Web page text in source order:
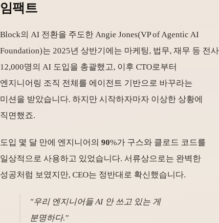
임팩트
Block의 AI 전환을 주도한 Angie Jones(VP of Agentic AI
Foundation)는 2025년 상반기에는 마케팅, 법무, 재무 등 전사
12,000명의 AI 도입을 총괄했고, 이후 CTO로부터
엔지니어링 조직 전체를 에이전트 기반으로 바꾸라는
미션을 받았습니다. 하지만 시작하자마자 이상한 상황에
직면했죠.
도입 몇 달 만에 엔지니어의 90%가 구스와 클로드 코드를
일상적으로 사용하고 있었습니다. 서류상으로는 완벽한
성공처럼 보였지만, CEO는 정반대로 확신했습니다.
"우리 엔지니어들 AI 안 쓰고 있는 게
분명하다."